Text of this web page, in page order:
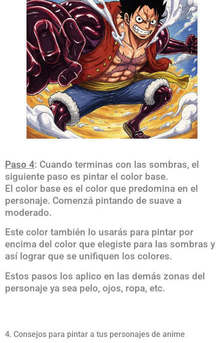
Paso 4: Cuando terminas con las sombras, el
siguiente paso es pintar el color base.
El color base es el color que predomina en el
personaje. Comenzá pintando de suave a
moderado.
Este color también lo usarás para pintar por
encima del color que elegiste para las sombras y
así lograr que se unifiquen los colores.
Estos pasos los aplico en las demás zonas del
personaje ya sea pelo, ojos, ropa, etc.
4. Consejos para pintar a tus personajes de anime